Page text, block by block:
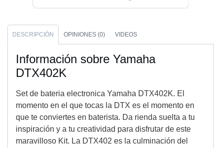
DESCRIPCIÓN OPINIONES (0) VIDEOS
Información sobre Yamaha
DTX402K
Set de bateria electronica Yamaha DTX402K. El
momento en el que tocas la DTX es el momento en
que te conviertes en baterista. Da rienda suelta a tu
inspiración y a tu creatividad para disfrutar de este
maravilloso Kit. La DTX402 es la culminación del